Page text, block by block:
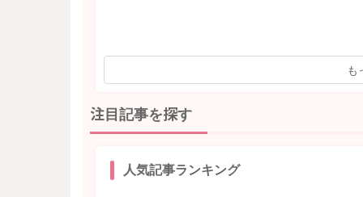
も
注目記事を探す
人気記事ランキング